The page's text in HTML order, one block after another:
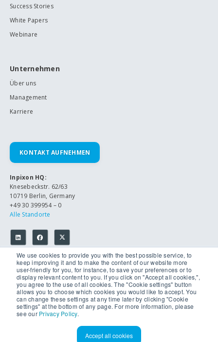
We use cookies to provide you with the best possible service, to
keep improving it and to make the content of our website more
user-friendly for you, for instance, to save your preferences or to
display relevant content to you. If you click on "Accept all cookies,",
you agree to the use of all cookies. The "Cookie settings" button
allows you to choose which cookies you would like to accept. You
can change these settings at any time later by clicking "Cookie
settings" at the bottom of any page. For more information, please
see our Privacy Policy.
Accept all cookies
Success Stories
White Papers
Webinare
Unternehmen
Über uns
Management
Karriere
KONTAKT AUFNEHMEN
Inpixon HQ:
Knesebeckstr. 62/63
10719 Berlin, Germany
+49 30 399954 – 0
Alle Standorte
© 2026 Inpixon. Alle Rechte vorbehalten.
Datenschutzerklärung
Impressum